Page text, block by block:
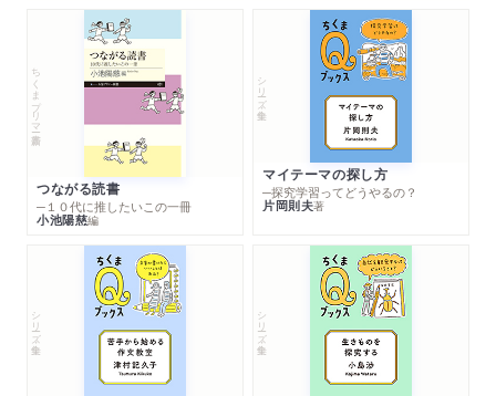
ちくまプリマー新書
つながる読書
─１０代に推したいこの一冊
小池陽慈編
シリーズ・全集
マイテーマの探し方
─探究学習ってどうやるの？
片岡則夫著
シリーズ・全集 シリーズ・全集